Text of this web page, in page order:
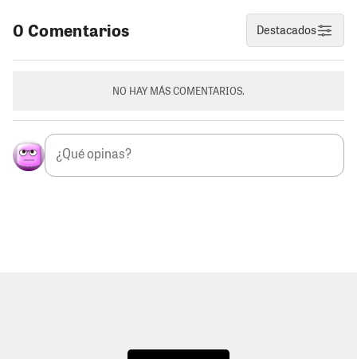
0 Comentarios Destacados
NO HAY MÁS COMENTARIOS.